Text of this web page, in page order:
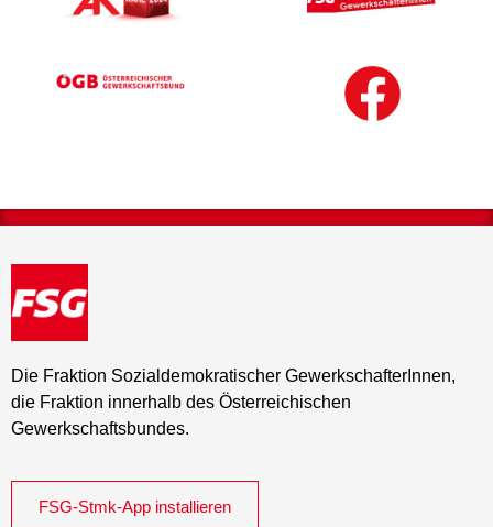
Die Fraktion Sozialdemokratischer GewerkschafterInnen,
die Fraktion innerhalb des Österreichischen
Gewerkschaftsbundes.
FSG-Stmk-App installieren